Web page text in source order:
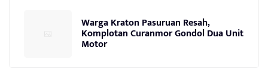
Warga Kraton Pasuruan Resah,
Komplotan Curanmor Gondol Dua Unit
Motor